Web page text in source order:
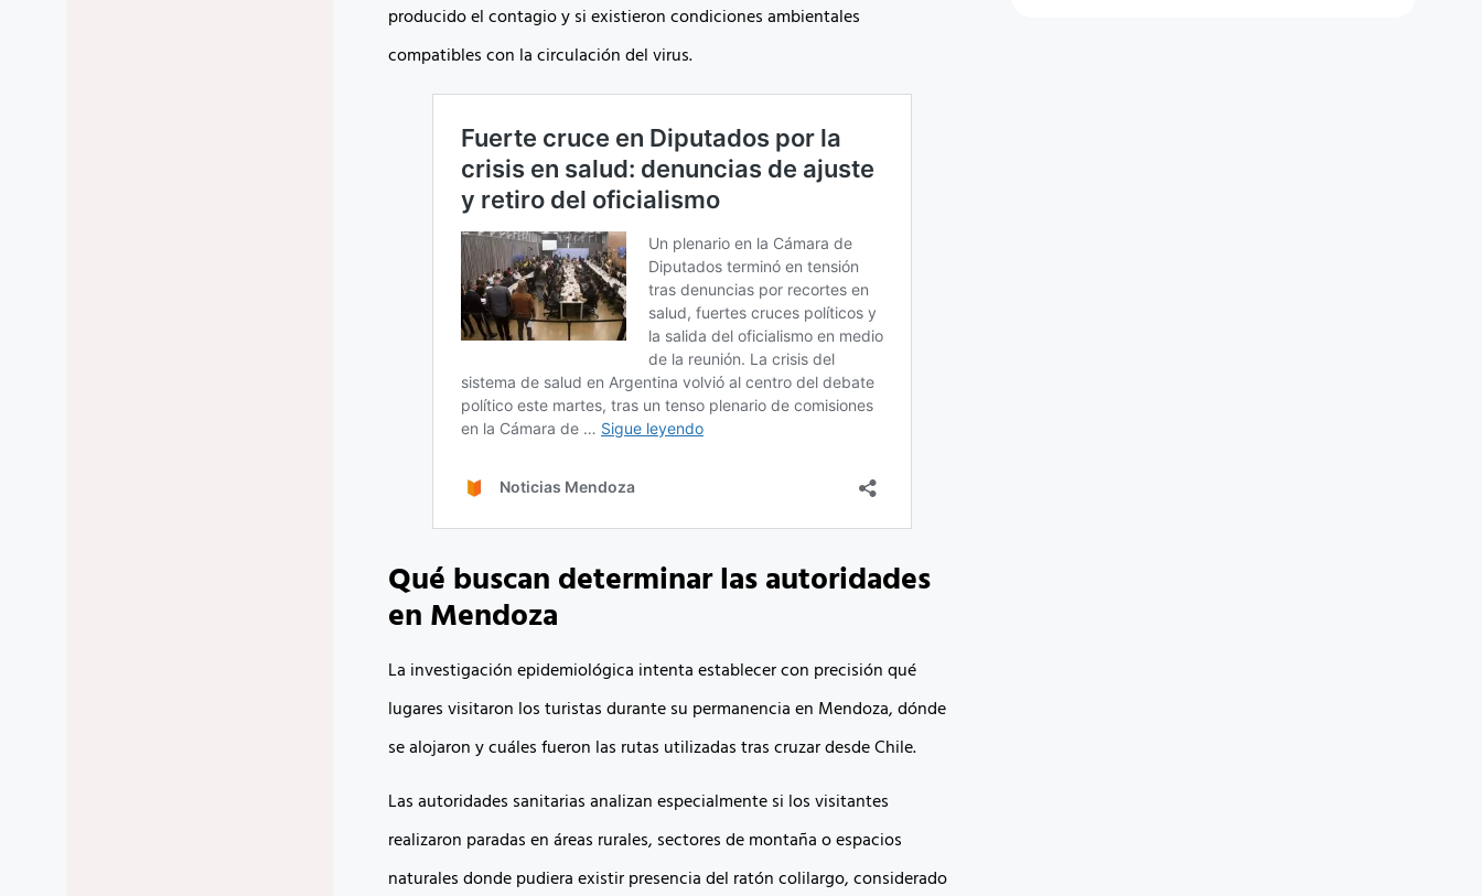
producido el contagio y si existieron condiciones ambientales
compatibles con la circulación del virus.
Qué buscan determinar las autoridades
en Mendoza
La investigación epidemiológica intenta establecer con precisión qué
lugares visitaron los turistas durante su permanencia en Mendoza, dónde
se alojaron y cuáles fueron las rutas utilizadas tras cruzar desde Chile.
Las autoridades sanitarias analizan especialmente si los visitantes
realizaron paradas en áreas rurales, sectores de montaña o espacios
naturales donde pudiera existir presencia del ratón colilargo, considerado